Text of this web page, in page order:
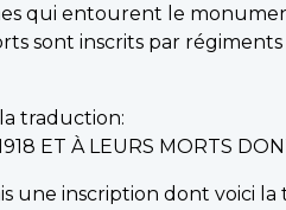
qui entourent le
sont inscrits par
traduction:
ET À LEURS MORTS
une inscription dont voici la